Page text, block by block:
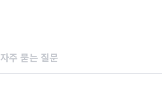
자주 묻는 질문